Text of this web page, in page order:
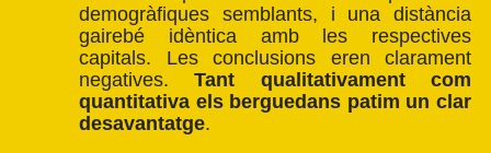
demogràfiques semblants, i una distància
gairebé idèntica amb les respectives
capitals. Les conclusions eren clarament
negatives.Tant qualitativament com
quantitativa els berguedans patim un clar
desavantatge.